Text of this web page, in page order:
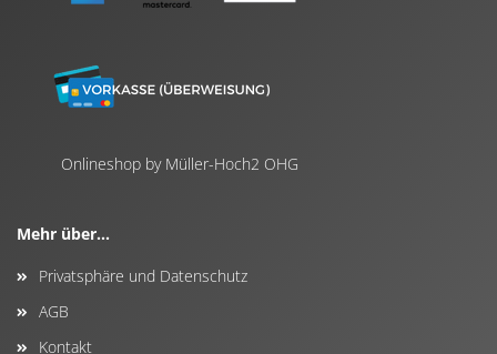
Onlineshop by Müller-Hoch2 OHG
Mehr über...
Privatsphäre und Datenschutz
AGB
Kontakt